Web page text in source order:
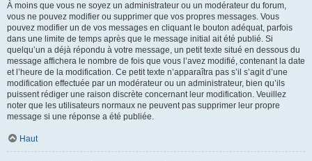
À moins que vous ne soyez un administrateur ou un modérateur du forum,
vous ne pouvez modifier ou supprimer que vos propres messages. Vous
pouvez modifier un de vos messages en cliquant le bouton adéquat, parfois
dans une limite de temps après que le message initial ait été publié. Si
quelqu’un a déjà répondu à votre message, un petit texte situé en dessous du
message affichera le nombre de fois que vous l’avez modifié, contenant la date
et l’heure de la modification. Ce petit texte n’apparaîtra pas s’il s’agit d’une
modification effectuée par un modérateur ou un administrateur, bien qu’ils
puissent rédiger une raison discrète concernant leur modification. Veuillez
noter que les utilisateurs normaux ne peuvent pas supprimer leur propre
message si une réponse a été publiée.
Haut